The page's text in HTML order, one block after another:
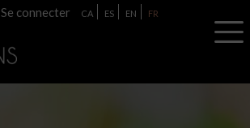
Se connecter CA ES EN FR